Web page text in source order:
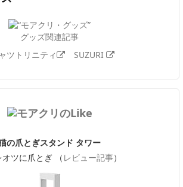
グッズ関連記事
ツトリニティ
SUZURI
の爪とぎスタンド タワー
オツに爪とぎ （ レビュー記事）